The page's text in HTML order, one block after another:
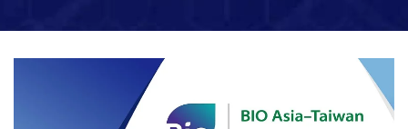
AI連続製造のスマートアップグレードにわたります。 心よ
造の新しい未来を再構築しましょう！定員に限りがあります
ので、早めのご登録をお願いいたします！ 元成は専門の研
究開発チームを持ち、高品質なバイオ医薬品設備とサービス